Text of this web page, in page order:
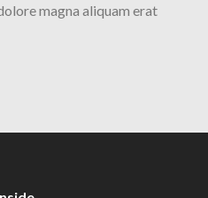
magna aliquam erat